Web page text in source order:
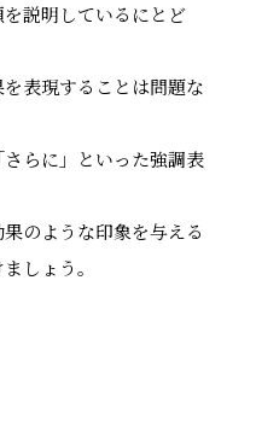
説明しているにとど
表現することは問題な
らに」といった強調表
のような印象を与える
しょう。